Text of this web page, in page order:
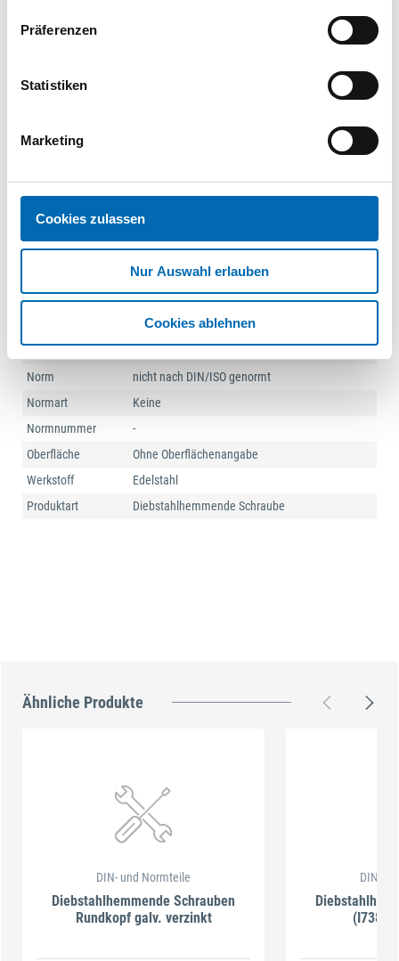
Präferenzen
Statistiken
Marketing
Cookies zulassen
Nur Auswahl erlauben
Cookies ablehnen
Diebstahlhem.Schrauben
BFT077950
VPE 100
1 2 ... 5
Norm
nicht nach DIN/ISO genormt
Normart
Keine
Normnummer
-
Oberfläche
Ohne Oberflächenangabe
Werkstoff
Edelstahl
Produktart
Diebstahlhemmende Schraube
Ähnliche Produkte
DIN- und Normteile
Diebstahlhemmende Schrauben
Rundkopf galv. verzinkt
DIN-
(I7380)